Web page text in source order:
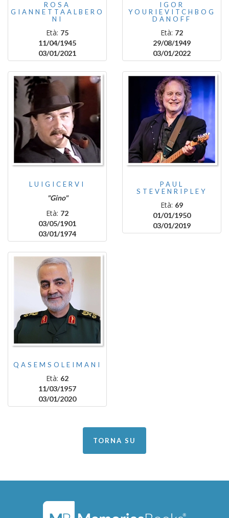
ROSA
GIANNETTAALBERO
NI
Età: 75
11/04/1945
03/01/2021
IGOR
YOURIEVITCHBOG
DANOFF
Età: 72
29/08/1949
03/01/2022
LUIGICERVI
"Gino"
Età: 72
03/05/1901
03/01/1974
PAUL
STEVENRIPLEY
Età: 69
01/01/1950
03/01/2019
QASEMSOLEIMANI
Età: 62
11/03/1957
03/01/2020
TORNA SU